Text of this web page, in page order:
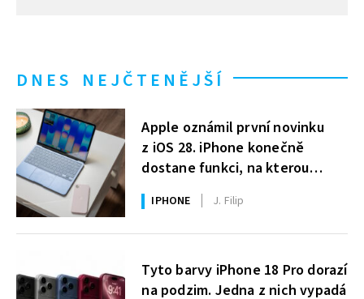
DNES NEJČTENĚJŠÍ
Apple oznámil první novinku
z iOS 28. iPhone konečně
dostane funkci, na kterou
uživatelé Windows čekají roky
IPHONE J. Filip
Tyto barvy iPhone 18 Pro dorazí
na podzim. Jedna z nich vypadá